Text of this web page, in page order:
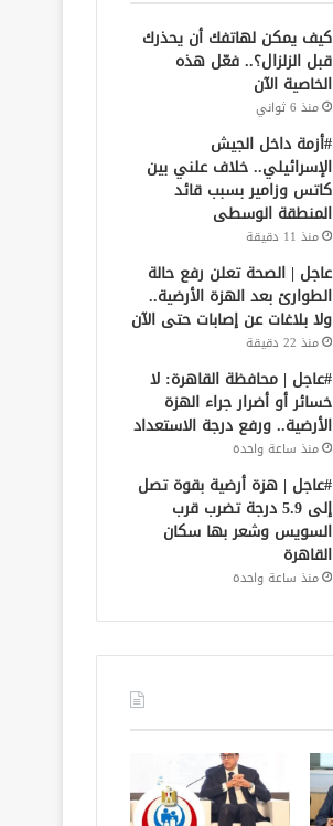
كيف يمكن لهاتفك أن يحذرك
قبل الزلزال؟.. فعّل هذه
الخاصية الآن
منذ 6 ثواني
#أزمة داخل الجيش
الإسرائيلي.. خلاف علني بين
كاتس وزامير بسبب قائد
المنطقة الوسطى
منذ 11 دقيقة
عاجل | الصحة تعلن رفع حالة
الطوارئ بعد الهزة الأرضية..
ولا بلاغات عن إصابات حتى الآن
منذ 22 دقيقة
#عاجل | محافظة القاهرة: لا
خسائر أو أضرار جراء الهزة
الأرضية.. ورفع درجة الاستعداد
منذ ساعة واحدة
#عاجل | هزة أرضية بقوة تصل
إلى 5.9 درجة تضرب قرب
السويس وشعر بها سكان
القاهرة
منذ ساعة واحدة